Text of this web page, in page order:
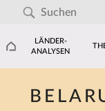
LÄNDER-
ANALYSEN